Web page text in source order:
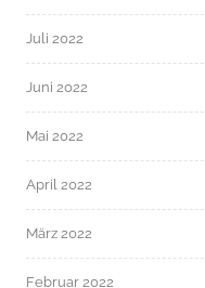
Juli 2022
Juni 2022
Mai 2022
April 2022
März 2022
Februar 2022